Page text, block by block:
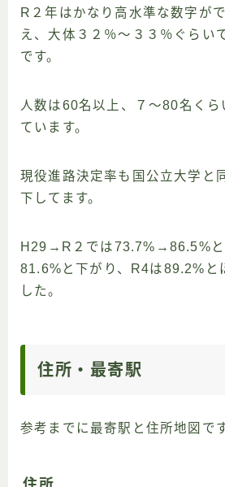
R２年はかなり高水準な数字が
え、大体３２％〜３３％ぐらい
です。
人数は60名以上、７〜80名くら
ています。
現役進路決定率も国公立大学と
下してます。
H29→R２では73.7%→86.5%と
81.6%と下がり、R4は89.2%と
した。
住所・最寄駅
参考までに最寄駅と住所地図です